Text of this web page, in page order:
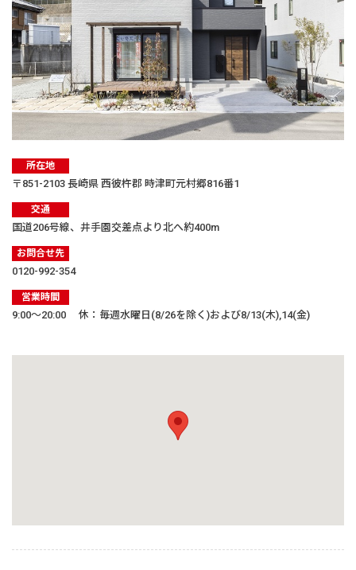
所在地
〒851-2103 長崎県 西彼杵郡 時津町元村郷816番1
交通
国道206号線、井手園交差点より北へ約400m
お問合せ先
0120-992-354
営業時間
9:00〜20:00 休：毎週水曜日(8/26を除く)および8/13(木),14(金)